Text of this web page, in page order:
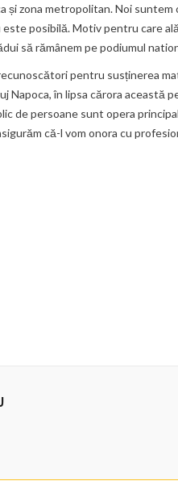
și zona metropolitan. Noi
este posibilă. Motiv pentru care
să rămânem pe podiumul
pentru susținerea
Napoca, în lipsa cărora această
de persoane sunt opera
că-l vom onora cu